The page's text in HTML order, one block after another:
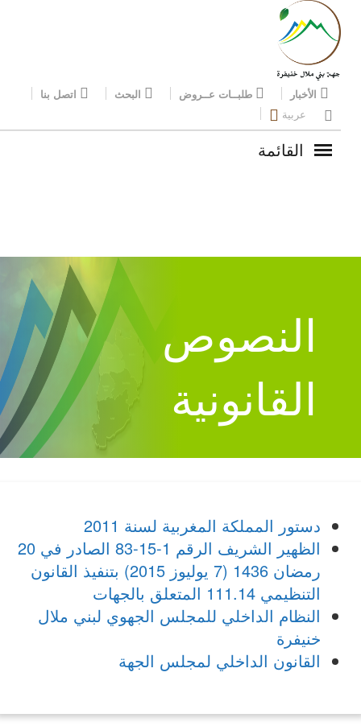
الأخبار طلبــات عــروض البحث
اتصل بنا
عربية
القائمة
النصوص
القانونية
دستور المملكة المغربية لسنة 2011
الظهير الشريف الرقم 1-15-83 الصادر في 20
رمضان 1436 (7 يوليوز 2015) بتنفيذ القانون
التنظيمي 111.14 المتعلق بالجهات
النظام الداخلي للمجلس الجهوي لبني ملال
خنيفرة
القانون الداخلي لمجلس الجهة